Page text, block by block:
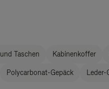
Taschen Kabinenkoffer
Polycarbonat-Gepäck Leder-